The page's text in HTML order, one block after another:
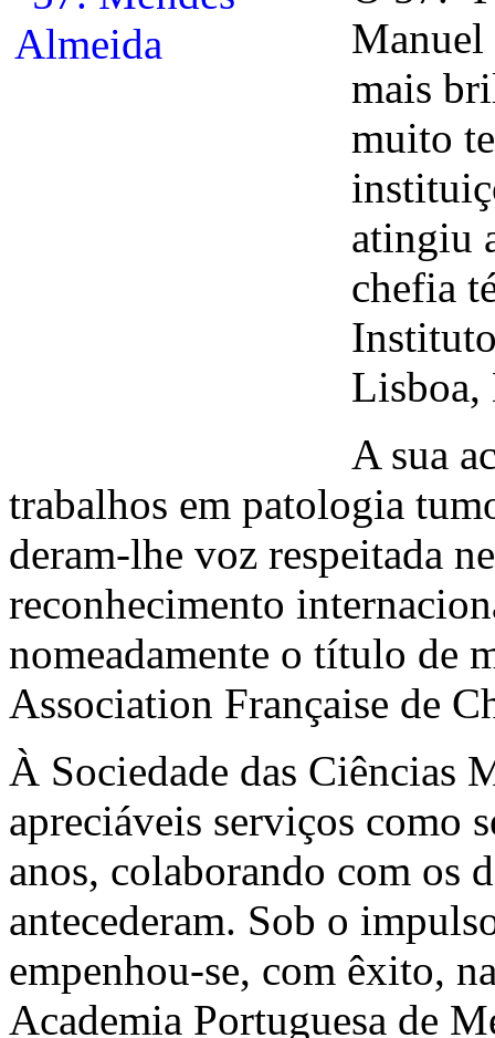
Manuel
mais
muito
atingiu
chefia
Lisboa,
A sua
trabalhos em patologia
deram-lhe voz respeitada
reconhecimento
nomeadamente o título de
Association Française de
À Sociedade das Ciências
apreciáveis serviços como
anos, colaborando com os
antecederam. Sob o
empenhou-se, com êxito,
Academia Portuguesa de